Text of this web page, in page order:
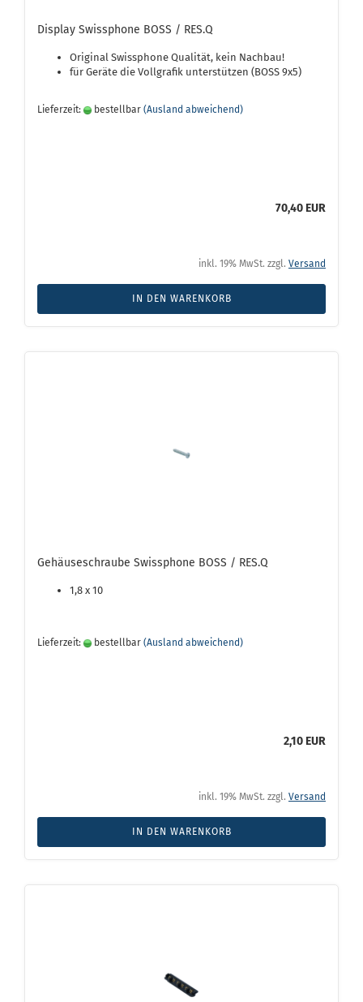
Display Swissphone BOSS / RES.Q
Original Swissphone Qualität, kein Nachbau!
für Geräte die Vollgrafik unterstützen (BOSS 9x5)
Lieferzeit: bestellbar (Ausland abweichend)
70,40 EUR
inkl. 19% MwSt. zzgl. Versand
IN DEN WARENKORB
Gehäuseschraube Swissphone BOSS / RES.Q
1,8 x 10
Lieferzeit: bestellbar (Ausland abweichend)
2,10 EUR
inkl. 19% MwSt. zzgl. Versand
IN DEN WARENKORB